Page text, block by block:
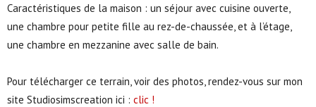
Caractéristiques de la maison : un séjour avec cuisine ouverte,
une chambre pour petite fille au rez-de-chaussée, et à l’étage,
une chambre en mezzanine avec salle de bain.
Pour télécharger ce terrain, voir des photos, rendez-vous sur mon
site Studiosimscreation ici : clic !